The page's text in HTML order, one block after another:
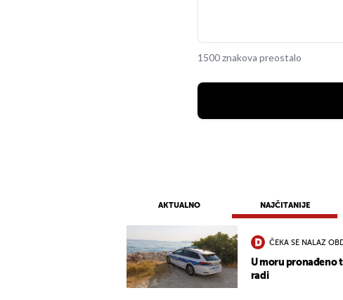
1500 znakova preostalo
AKTUALNO NAJČITANIJE
ČEKA SE NALAZ
U moru pronađeno
radi